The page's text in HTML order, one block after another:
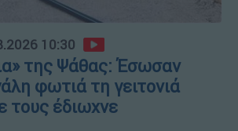
10:30
της Ψάθας: Έσωσαν
φωτιά τη γειτονιά
τους έδιωχνε